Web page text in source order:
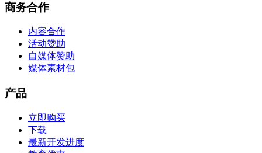
商务合作
内容合作
活动赞助
自媒体赞助
媒体素材包
产品
立即购买
下载
最新开发进度